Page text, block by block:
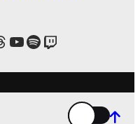
no Threads!
YouTube
Spotify
Twitch